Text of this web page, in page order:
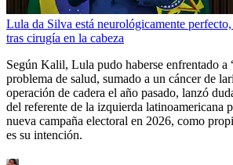
Lula da Silva está neurológicamente
tras cirugía en la cabeza
Según Kalil, Lula pudo haberse enfrentado a
problema de salud, sumado a un cáncer de
operación de cadera el año pasado, lanzó
del referente de la izquierda latinoamericana
nueva campaña electoral en 2026, como
es su intención.